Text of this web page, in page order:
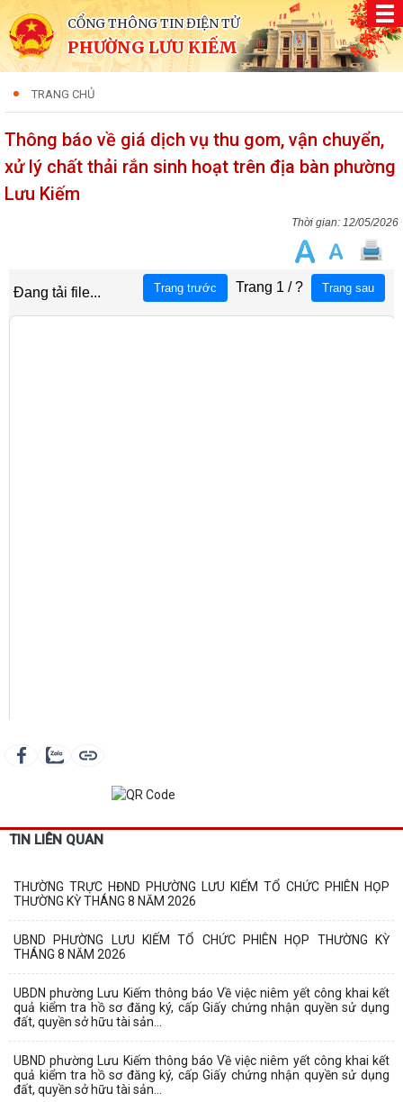
CỔNG THÔNG TIN ĐIỆN TỬ
PHƯỜNG LƯU KIẾM
TRANG CHỦ
Thông báo về giá dịch vụ thu gom, vận chuyển,
xử lý chất thải rắn sinh hoạt trên địa bàn phường
Lưu Kiếm
12/05/2026
TIN LIÊN QUAN
THƯỜNG TRỰC HĐND PHƯỜNG LƯU KIẾM TỔ CHỨC PHIÊN HỌP
THƯỜNG KỲ THÁNG 8 NĂM 2026
UBND PHƯỜNG LƯU KIẾM TỔ CHỨC PHIÊN HỌP THƯỜNG KỲ
THÁNG 8 NĂM 2026
UBDN phường Lưu Kiếm thông báo Về việc niêm yết công khai kết
quả kiểm tra hồ sơ đăng ký, cấp Giấy chứng nhận quyền sử dụng
đất, quyền sở hữu tài sản...
UBND phường Lưu Kiếm thông báo Về việc niêm yết công khai kết
quả kiểm tra hồ sơ đăng ký, cấp Giấy chứng nhận quyền sử dụng
đất, quyền sở hữu tài sản...